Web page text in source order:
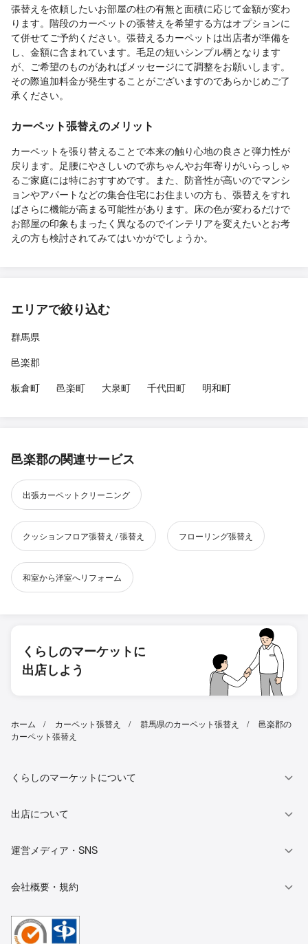
張替えを依頼したいお部屋の柱の有無と面積に応じて金額が変わ
ります。階段のカーペットの張替えを希望する方はオプションに
て併せてご予約ください。張替えるカーペットは出店者が準備を
し、金額に含まれています。毛足の短いシンプル柄となります
が、ご希望のものがあればメッセージにて調整をお願いします。
その際追加料金が発生することがございますのであらかじめご了
承ください。
カーペット張替えのメリット
カーペットを張り替えることで本来の触り心地の良さと弾力性が
戻ります。足腰にやさしいので赤ちゃんやお年寄りがいらっしゃ
るご家庭には特におすすめです。また、防音性が高いのでマンシ
ョンやアパートなどの集合住宅にお住まいの方も、張替えをすれ
ばさらに機能が高まる可能性があります。床の色が変わるだけで
お部屋の印象もまったく異なるのでインテリアを変えたいとお考
えの方も検討されてみてはいかがでしょうか。
エリアで絞り込む
群馬県
邑楽郡
板倉町
邑楽町 大泉町 千代田町 明和町
邑楽郡の関連サービス
出張カーペットクリーニング
クッションフロア張替え / 張替え フローリング張替え
和室から洋室へリフォーム
くらしのマーケットに
出店しよう
ホーム カーペット張替え 群馬県のカーペット張替え
邑楽郡の
カーペット張替え
くらしのマーケットについて
出店について
運営メディア・SNS
会社概要・規約